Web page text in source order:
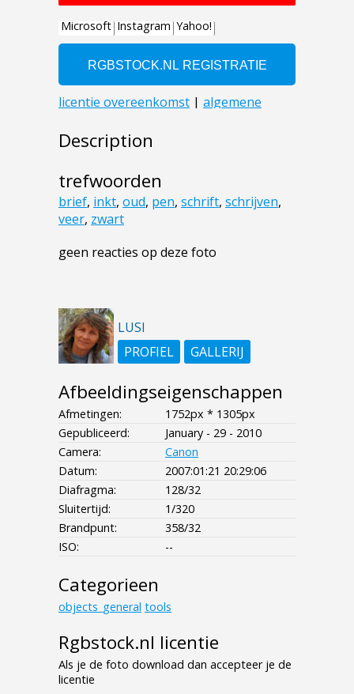
Description
trefwoorden
brief, inkt, oud, pen, schrift, schrijven,
veer, zwart
geen reacties op deze foto
LUSI
PROFIEL
GALLERIJ
Afbeeldingseigenschappen
Afmetingen:
1752px * 1305px
Gepubliceerd:
January - 29 - 2010
Camera:
Canon
Datum:
2007:01:21 20:29:06
Diafragma:
128/32
Sluitertijd:
1/320
Brandpunt:
358/32
ISO:
--
Categorieen
objects_general tools
Rgbstock.nl licentie
Als je de foto download dan accepteer je de
licentie